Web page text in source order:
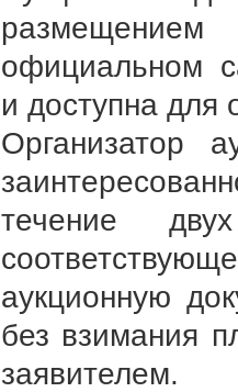
официальном
и доступна для
Организатор
течение
аукционную
без взимания
заявителем.